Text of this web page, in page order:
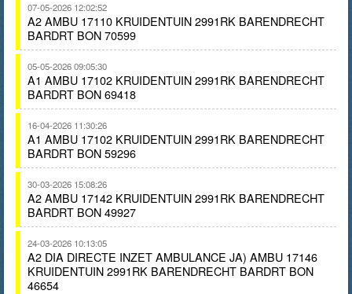
07-05-2026 12:02:52
A2 AMBU 17110 KRUIDENTUIN 2991RK BARENDRECHT
BARDRT BON 70599
05-05-2026 09:05:30
A1 AMBU 17102 KRUIDENTUIN 2991RK BARENDRECHT
BARDRT BON 69418
16-04-2026 11:30:26
A1 AMBU 17102 KRUIDENTUIN 2991RK BARENDRECHT
BARDRT BON 59296
30-03-2026 15:08:26
A2 AMBU 17142 KRUIDENTUIN 2991RK BARENDRECHT
BARDRT BON 49927
24-03-2026 10:13:05
A2 DIA DIRECTE INZET AMBULANCE JA) AMBU 17146
KRUIDENTUIN 2991RK BARENDRECHT BARDRT BON
46654